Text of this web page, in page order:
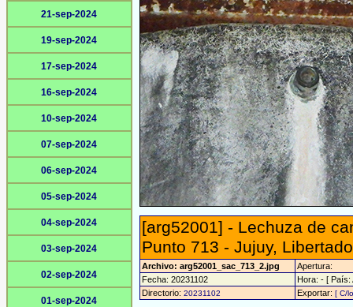
21-sep-2024
19-sep-2024
17-sep-2024
16-sep-2024
10-sep-2024
07-sep-2024
06-sep-2024
05-sep-2024
04-sep-2024
03-sep-2024
02-sep-2024
01-sep-2024
[arg52001] - Lechuza de
Punto 713 - Jujuy,
Archivo: arg52001_sac_713_2.jpg
Apertura:
Fecha: 20231102
Hora: - [ País:
Directorio: 20231102 Exportar: [ C/